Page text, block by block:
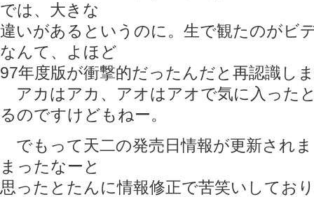
では、大きな
違いがあるというのに。生で観たのがビ
なんて、よほど
97年度版が衝撃的だったんだと再認識し
アカはアカ、アオはアオで気に入った
るのですけどもねー。
でもって天二の発売日情報が更新され
まったなーと
思ったとたんに情報修正で苦笑いしてお